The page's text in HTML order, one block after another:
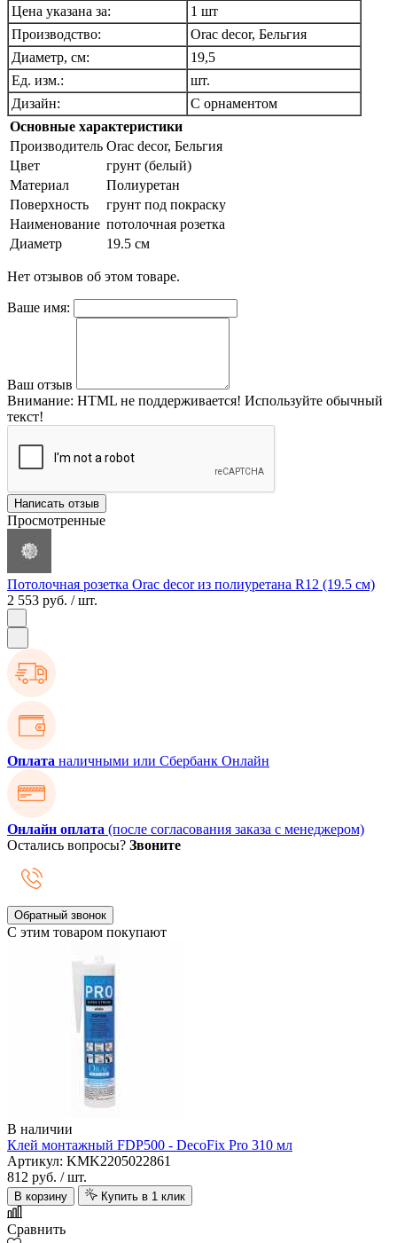
Цена указана за:
1 шт
Производство:
Orac decor, Бельгия
Диаметр, см:
19,5
Ед. изм.:
шт.
Дизайн:
С орнаментом
Основные характеристики
Производитель Orac decor, Бельгия
Цвет
грунт (белый)
Материал
Полиуретан
Поверхность
грунт под покраску
Наименование потолочная розетка
Диаметр
19.5 см
Нет отзывов об этом товаре.
Ваше имя:
Ваш отзыв
Внимание: HTML не поддерживается! Используйте обычный
текст!
Написать отзыв
Просмотренные
Потолочная розетка Orac decor из полиуретана R12 (19.5 см)
2 553 руб. / шт.
Оплата наличными или Сбербанк Онлайн
Онлайн оплата (после согласования заказа с менеджером)
Остались вопросы? Звоните
Обратный звонок
С этим товаром покупают
В наличии
Клей монтажный FDP500 - DecoFix Pro 310 мл
Артикул: KMK2205022861
812 руб. / шт.
В корзину Купить в 1 клик
Сравнить